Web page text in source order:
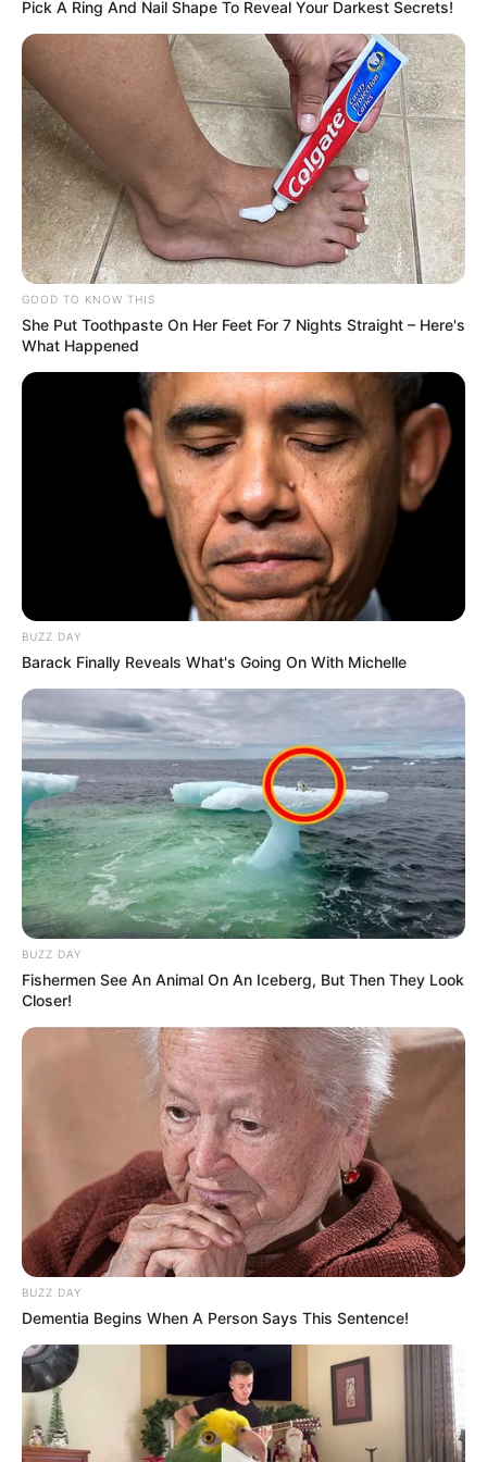
Ακολουθήστε το evianews.com στοGoogle
ΤΑ ΠΙΟ ΔΗΜΟΦΙΛΗ
Pick A Ring And Nail Shape To Reveal Your Darkest Secrets!
GOOD TO KNOW THIS
She Put Toothpaste On Her Feet For 7 Nights Straight – Here's
What Happened
BUZZ DAY
Barack Finally Reveals What's Going On With Michelle
BUZZ DAY
Fishermen See An Animal On An Iceberg, But Then They Look
Closer!
BUZZ DAY
Dementia Begins When A Person Says This Sentence!